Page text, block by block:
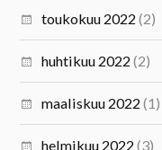
toukokuu 2022 (2)
huhtikuu 2022 (2)
maaliskuu 2022 (1)
helmikuu 2022 (3)